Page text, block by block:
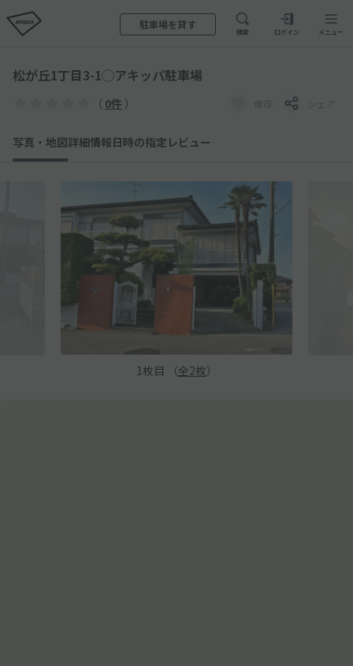
駐車場を貸す
検索 ログイン メニュー
松が丘1丁目3-1◯アキッパ駐車場
（ 0件 ） 保存 シェア
写真・地図詳細情報日時の指定 レビュー
1 枚目 （全2枚）